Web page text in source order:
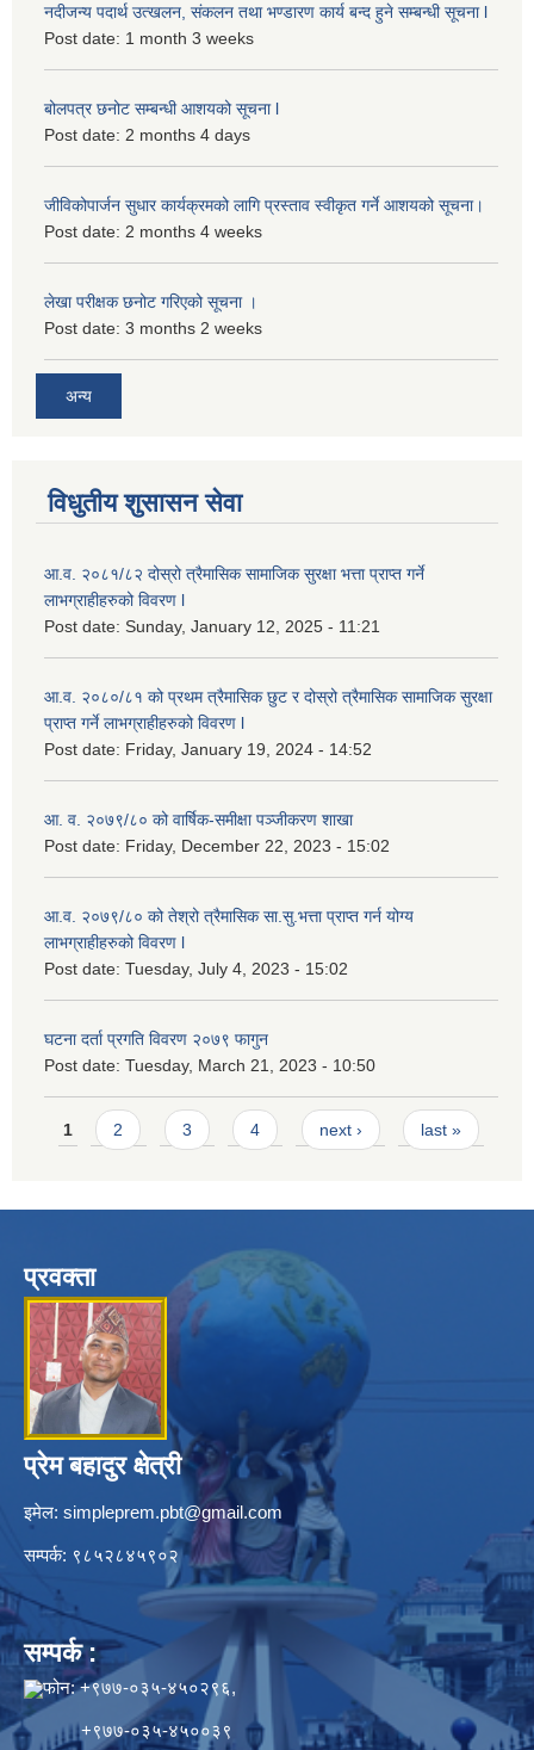
नदीजन्य पदार्थ उत्खलन, संकलन तथा भण्डारण कार्य बन्द हुने सम्बन्धी सूचना l
Post date: 1 month 3 weeks
बोलपत्र छनोट सम्बन्धी आशयको सूचना l
Post date: 2 months 4 days
जीविकोपार्जन सुधार कार्यक्रमको लागि प्रस्ताव स्वीकृत गर्ने आशयको सूचना।
Post date: 2 months 4 weeks
लेखा परीक्षक छनोट गरिएको सूचना ।
Post date: 3 months 2 weeks
अन्य
विधुतीय शुसासन सेवा
आ.व. २०८१/८२ दोस्रो त्रैमासिक सामाजिक सुरक्षा भत्ता प्राप्त गर्ने
लाभग्राहीहरुको विवरण l
Post date: Sunday, January 12, 2025 - 11:21
आ.व. २०८०/८१ को प्रथम त्रैमासिक छुट र दोस्रो त्रैमासिक सामाजिक सुरक्षा
प्राप्त गर्ने लाभग्राहीहरुको विवरण l
Post date: Friday, January 19, 2024 - 14:52
आ. व. २०७९/८० को वार्षिक-समीक्षा पञ्जीकरण शाखा
Post date: Friday, December 22, 2023 - 15:02
आ.व. २०७९/८० को तेश्रो त्रैमासिक सा.सु.भ‍त्ता प्राप्त गर्न योग्य
लाभग्राहीहरुको विवरण l
Post date: Tuesday, July 4, 2023 - 15:02
घटना दर्ता प्रगति विवरण २०७९ फागुन
Post date: Tuesday, March 21, 2023 - 10:50
Pages
1 2 3 4 next › last »
प्रवक्ता
प्रेम बहादुर क्षेत्री
इमेल: simpleprem.pbt@gmail.com
सम्पर्क: ९८५२८४५९०२
सम्पर्क :
फोन: +९७७-०३५-४५०२९६,
+९७७-०३५-४५००३९